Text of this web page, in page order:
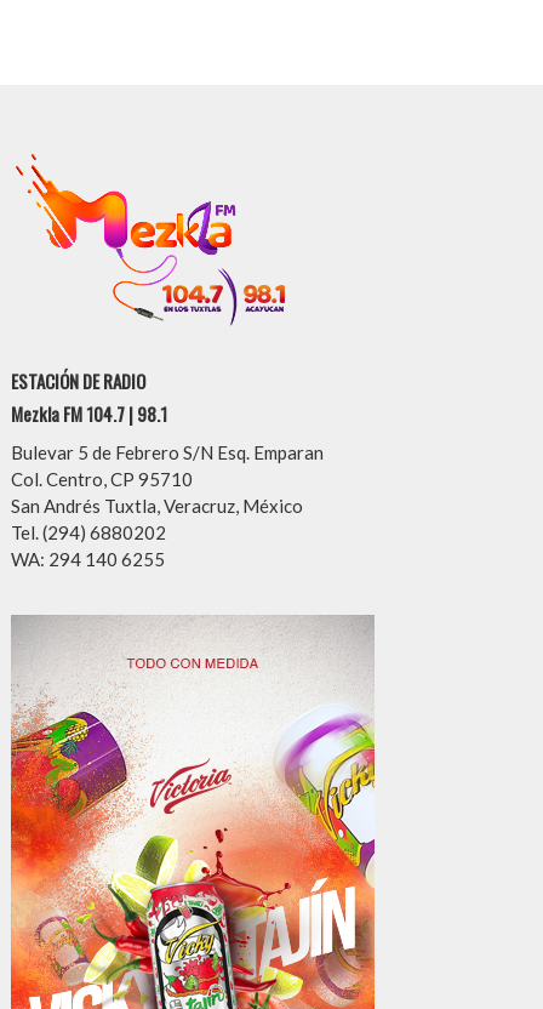
ESTACIÓN DE RADIO
Mezkla FM 104.7 | 98.1
Bulevar 5 de Febrero S/N Esq. Emparan
Col. Centro, CP 95710
San Andrés Tuxtla, Veracruz, México
Tel. (294) 6880202
WA: 294 140 6255